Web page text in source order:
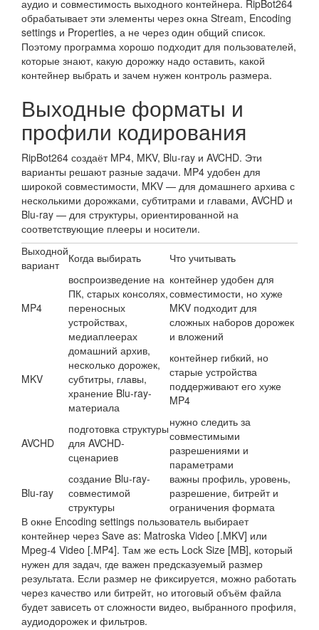
аудио и совместимость выходного контейнера. RipBot264
обрабатывает эти элементы через окна Stream, Encoding
settings и Properties, а не через один общий список.
Поэтому программа хорошо подходит для пользователей,
которые знают, какую дорожку надо оставить, какой
контейнер выбрать и зачем нужен контроль размера.
Выходные форматы и
профили кодирования
RipBot264 создаёт MP4, MKV, Blu-ray и AVCHD. Эти
варианты решают разные задачи. MP4 удобен для
широкой совместимости, MKV — для домашнего архива с
несколькими дорожками, субтитрами и главами, AVCHD и
Blu-ray — для структуры, ориентированной на
соответствующие плееры и носители.
Выходной
вариант
Когда выбирать Что учитывать
MP4
воспроизведение на
ПК, старых консолях,
переносных
устройствах,
медиаплеерах
контейнер удобен для
совместимости, но хуже
MKV подходит для
сложных наборов дорожек
и вложений
MKV
домашний архив,
несколько дорожек,
субтитры, главы,
хранение Blu-ray-
материала
контейнер гибкий, но
старые устройства
поддерживают его хуже
MP4
AVCHD
подготовка структуры
для AVCHD-
сценариев
нужно следить за
совместимыми
разрешениями и
параметрами
Blu-ray
создание Blu-ray-
совместимой
структуры
важны профиль, уровень,
разрешение, битрейт и
ограничения формата
В окне Encoding settings пользователь выбирает
контейнер через Save as: Matroska Video [.MKV] или
Mpeg-4 Video [.MP4]. Там же есть Lock Size [MB], который
нужен для задач, где важен предсказуемый размер
результата. Если размер не фиксируется, можно работать
через качество или битрейт, но итоговый объём файла
будет зависеть от сложности видео, выбранного профиля,
аудиодорожек и фильтров.